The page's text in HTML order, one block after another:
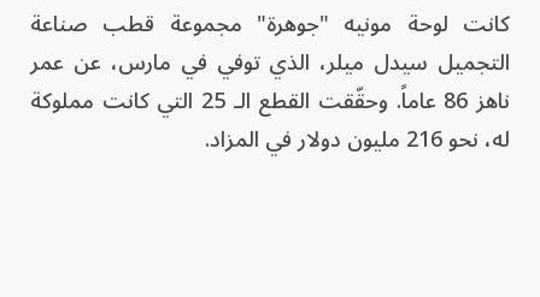
كانت لوحة مونيه "جوهرة" مجموعة قطب صناعة
التجميل سيدل ميلر، الذي توفي في مارس، عن عمر
ناهز 86 عاماً. وحقّقت القطع الـ 25 التي كانت مملوكة
له، نحو 216 مليون دولار في المزاد.